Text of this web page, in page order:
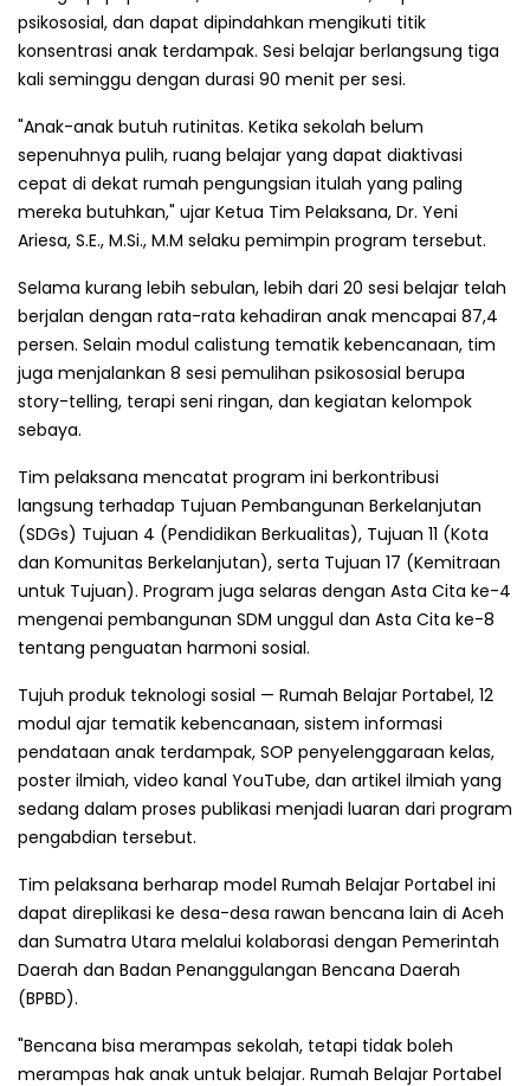
psikososial, dan dapat dipindahkan mengikuti titik
konsentrasi anak terdampak. Sesi belajar berlangsung tiga
kali seminggu dengan durasi 90 menit per sesi.
"Anak-anak butuh rutinitas. Ketika sekolah belum
sepenuhnya pulih, ruang belajar yang dapat diaktivasi
cepat di dekat rumah pengungsian itulah yang paling
mereka butuhkan," ujar Ketua Tim Pelaksana, Dr. Yeni
Ariesa, S.E., M.Si., M.M selaku pemimpin program tersebut.
Selama kurang lebih sebulan, lebih dari 20 sesi belajar telah
berjalan dengan rata-rata kehadiran anak mencapai 87,4
persen. Selain modul calistung tematik kebencanaan, tim
juga menjalankan 8 sesi pemulihan psikososial berupa
story-telling, terapi seni ringan, dan kegiatan kelompok
sebaya.
Tim pelaksana mencatat program ini berkontribusi
langsung terhadap Tujuan Pembangunan Berkelanjutan
(SDGs) Tujuan 4 (Pendidikan Berkualitas), Tujuan 11 (Kota
dan Komunitas Berkelanjutan), serta Tujuan 17 (Kemitraan
untuk Tujuan). Program juga selaras dengan Asta Cita ke-4
mengenai pembangunan SDM unggul dan Asta Cita ke-8
tentang penguatan harmoni sosial.
Tujuh produk teknologi sosial — Rumah Belajar Portabel, 12
modul ajar tematik kebencanaan, sistem informasi
pendataan anak terdampak, SOP penyelenggaraan kelas,
poster ilmiah, video kanal YouTube, dan artikel ilmiah yang
sedang dalam proses publikasi menjadi luaran dari program
pengabdian tersebut.
Tim pelaksana berharap model Rumah Belajar Portabel ini
dapat direplikasi ke desa-desa rawan bencana lain di Aceh
dan Sumatra Utara melalui kolaborasi dengan Pemerintah
Daerah dan Badan Penanggulangan Bencana Daerah
(BPBD).
"Bencana bisa merampas sekolah, tetapi tidak boleh
merampas hak anak untuk belajar. Rumah Belajar Portabel